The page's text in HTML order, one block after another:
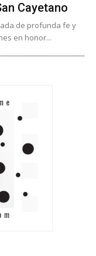
Cayetano
de profunda fe y
en honor...